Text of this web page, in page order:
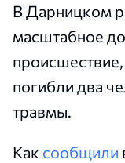
В Дарницком
масштабное
происшествие,
погибли два
травмы.
Как сообщили